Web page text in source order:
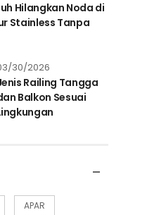
Hilangkan Noda di
Stainless Tanpa
30/2026
Railing Tangga
Balkon Sesuai
APAR